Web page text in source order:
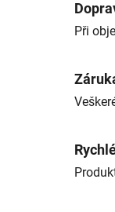
Při